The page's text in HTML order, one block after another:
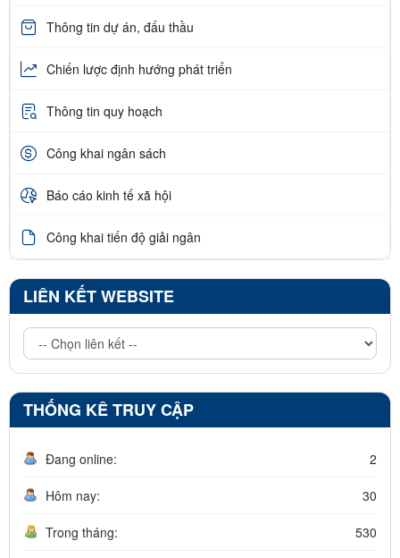
Thông tin dự án, đấu thầu
Chiến lược định hướng phát triển
Thông tin quy hoạch
Công khai ngân sách
Báo cáo kinh tế xã hội
Công khai tiến độ giải ngân
LIÊN KẾT WEBSITE
THỐNG KÊ TRUY CẬP
Đang online: 2
Hôm nay: 30
Trong tháng: 530